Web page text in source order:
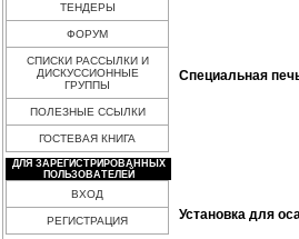
ТЕНДЕРЫ
ФОРУМ
СПИСКИ РАССЫЛКИ И
ДИСКУССИОННЫЕ
ГРУППЫ
ПОЛЕЗНЫЕ ССЫЛКИ
ГОСТЕВАЯ КНИГА
ДЛЯ ЗАРЕГИСТРИРОВАННЫХ
ПОЛЬЗОВАТЕЛЕЙ
ВХОД
РЕГИСТРАЦИЯ
Специальная
Установка для